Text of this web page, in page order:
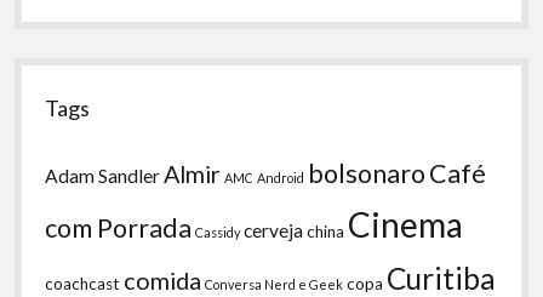
Tags
Adam Sandler Almir AMC Android bolsonaroCafé
com Porrada Cassidy cervejachina Cinema
coachcast comida Conversa Nerd e Geek copa Curitiba